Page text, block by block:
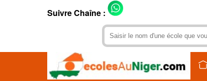
Suivre Chaîne :